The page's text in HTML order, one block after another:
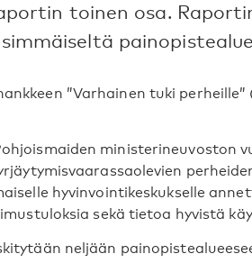
toinen osa.
”Varhainen tuki
ministerineuvoston
hyvinvointikeskukselle
sekä tietoa hyvistä
neljään